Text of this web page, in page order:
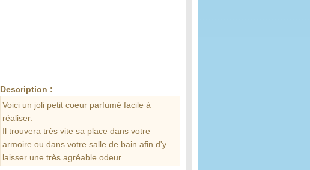
Description :
Voici un joli petit coeur parfumé facile à
réaliser.
Il trouvera très vite sa place dans votre
armoire ou dans votre salle de bain afin d'y
laisser une très agréable odeur.